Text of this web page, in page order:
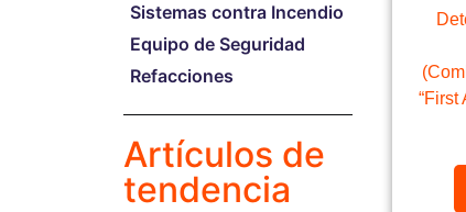
Sistemas contra Incendio
Equipo de Seguridad
Refacciones
Artículos de
tendencia
“First